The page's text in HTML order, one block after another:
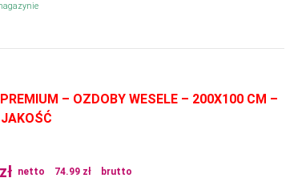
– OZDOBY WESELE – 200X100 CM –
zł netto 74.99 zł brutto